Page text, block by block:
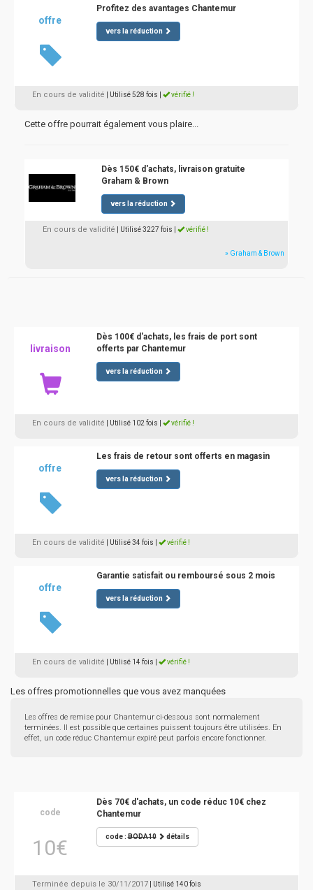
offre
Profitez des avantages Chantemur
vers la réduction
En cours de validité | Utilisé 528 fois vérifié !
Cette offre pourrait également vous plaire...
Dès 150€ d'achats, livraison gratuite
Graham & Brown
vers la réduction
En cours de validité | Utilisé 3227 fois vérifié !
» Graham & Brown
livraison
Dès 100€ d'achats, les frais de port sont
offerts par Chantemur
vers la réduction
En cours de validité | Utilisé 102 fois vérifié !
offre
Les frais de retour sont offerts en magasin
vers la réduction
En cours de validité | Utilisé 34 fois vérifié !
offre
Garantie satisfait ou remboursé sous 2 mois
vers la réduction
En cours de validité | Utilisé 14 fois vérifié !
Les offres promotionnelles que vous avez manquées
Les offres de remise pour Chantemur ci-dessous sont normalement
terminées. Il est possible que certaines puissent toujours être utilisées. En
effet, un code réduc Chantemur expiré peut parfois encore fonctionner.
code
10€
Dès 70€ d'achats, un code réduc 10€ chez
Chantemur
code :BODA10 détails
Terminée depuis le 30/11/2017 | Utilisé 140 fois